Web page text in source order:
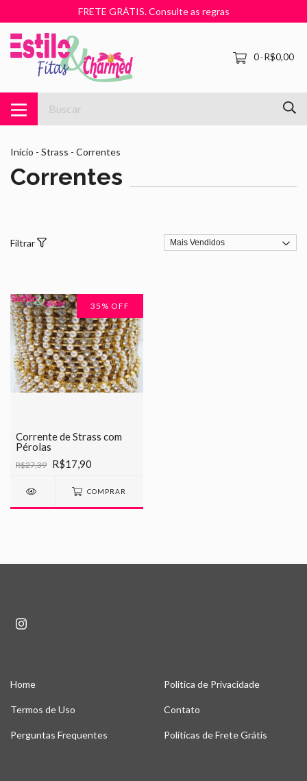
FRETE GRÁTIS. Consulte as regras
0-R$0,00
Início - Strass - Correntes
Correntes
Filtrar
35 % OFF
Corrente de Strass com
Pérolas
R$27,39 R$17,90
COMPRAR
Home Politica de Privacidade
Termos de Uso Contato
Perguntas Frequentes Políticas de Frete Grátis